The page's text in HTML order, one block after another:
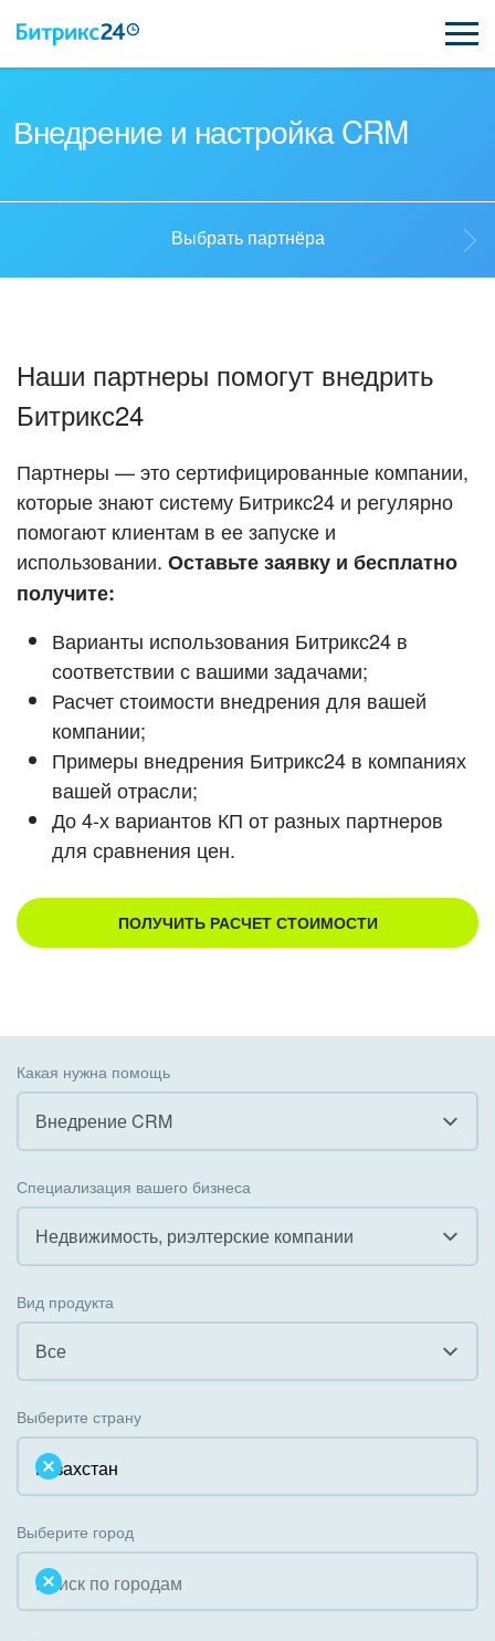
ПОЛУЧИТЬ БЕСПЛАТНО
ВХОД
ВХОД
Внедрение и настройка CRM
Стать партнёром
Кейсы партнеров
Смотреть видеокейсы
Выбрать партнёра
Наши партнеры помогут внедрить
Битрикс24
Партнеры — это сертифицированные компании,
которые знают систему Битрикс24 и регулярно
помогают клиентам в ее запуске и
использовании. Оставьте заявку и бесплатно
получите:
Варианты использования Битрикс24 в
соответствии с вашими задачами;
Расчет стоимости внедрения для вашей
компании;
Примеры внедрения Битрикс24 в компаниях
вашей отрасли;
До 4-х вариантов КП от разных партнеров
для сравнения цен.
ПОЛУЧИТЬ РАСЧЕТ СТОИМОСТИ
Какая нужна помощь
Внедрение CRM
Внедрение КЭДО
Интеграция с 1С
Внедрение Бизнес-процессов
Системное администрирование
Интернет-магазин и CRM
Крупные корпоративные внедрения
Специализация вашего бизнеса
Недвижимость, риэлтерские компании
Государственные организации
Коммунальные услуги, ЖКХ
Некоммерческие, религиозные организации,
Недвижимость, риэлтерские компании
Образование, наука
Вид продукта
Все
Облачный Битрикс24
Коробочная версия
Выберите страну
Выберите город